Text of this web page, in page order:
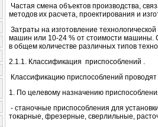
Частая смена объектов производства,
методов их расчета, проектирования и
Затраты на изготовление
машин или 10-24 % от стоимости машины.
в общем количестве различных типов
2.1.1. Классификация приспособлений .
Классификацию приспособлений
1. По целевому назначению
- станочные приспособления для
токарные, фрезерные, сверлильные,